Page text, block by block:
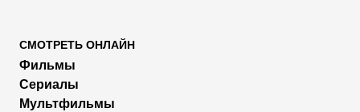
СМОТРЕТЬ ОНЛАЙН
Фильмы
Сериалы
Мультфильмы